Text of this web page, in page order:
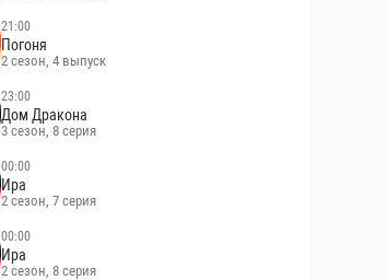
21:00
Погоня
2 сезон, 4 выпуск
23:00
Дом Дракона
3 сезон, 8 серия
00:00
Ира
2 сезон, 7 серия
00:00
Ира
2 сезон, 8 серия